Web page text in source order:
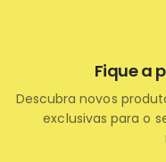
Fique a
Descubra novos
exclusivas para o